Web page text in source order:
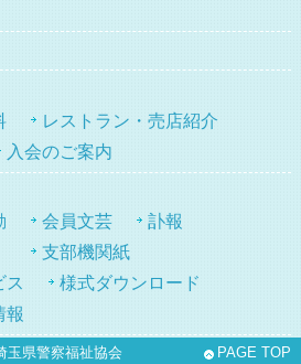
レストラン・売店紹介
入会のご案内
会員文芸
訃報
支部機関紙
ス
様式ダウンロード
報
PAGE TOP
玉県警察福祉協会